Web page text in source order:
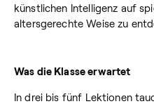
künstlichen Intelligenz auf
altersgerechte Weise zu
Was die Klasse erwartet
In drei bis fünf Lektionen